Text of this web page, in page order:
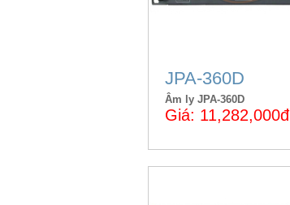
JPA-360D
Âm ly JPA-360D
Giá: 11,282,000đ